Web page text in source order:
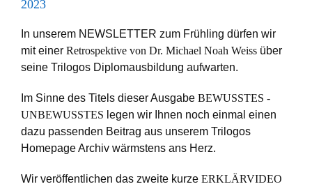
2023
In unserem NEWSLETTER zum Frühling dürfen wir
mit einer Retrospektive von Dr. Michael Noah Weiss über
seine Trilogos Diplomausbildung aufwarten.
Im Sinne des Titels dieser Ausgabe BEWUSSTES -
UNBEWUSSTES legen wir Ihnen noch einmal einen
dazu passenden Beitrag aus unserem Trilogos
Homepage Archiv wärmstens ans Herz.
Wir veröffentlichen das zweite kurze ERKLÄRVIDEO